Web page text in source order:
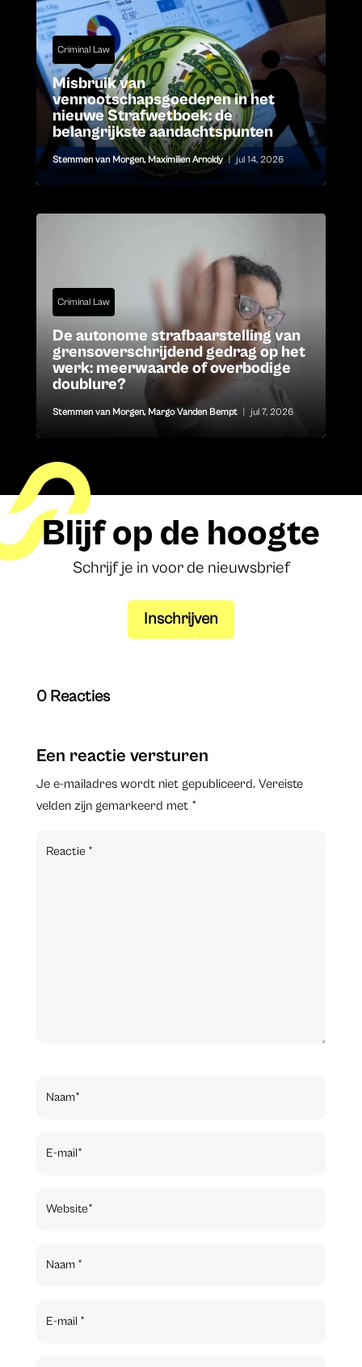
Criminal Law
Misbruik van
vennootschapsgoederen in het
nieuwe Strafwetboek: de
belangrijkste aandachtspunten
Stemmen van Morgen, Maximilien Arnoldy | jul 14, 2026
Criminal Law
De autonome strafbaarstelling van
grensoverschrijdend gedrag op het
werk: meerwaarde of overbodige
doublure?
Stemmen van Morgen, Margo Vanden Bempt jul 7, 2026
Blijf op de hoogte
Schrijf je in voor de nieuwsbrief
Inschrijven
0 Reacties
Een reactie versturen
Je e-mailadres wordt niet gepubliceerd. Vereiste
velden zijn gemarkeerd met *